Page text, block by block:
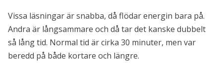
Vissa läsningar är snabba, då flödar energin bara på.
Andra är långsammare och då tar det kanske dubbelt
så lång tid. Normal tid är cirka 30 minuter, men var
beredd på både kortare och längre.